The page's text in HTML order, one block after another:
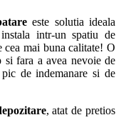
este solutia ideala
intr-un spatiu de
cea mai buna calitate! O
fara a avea nevoie de
de indemanare si de
, atat de pretios